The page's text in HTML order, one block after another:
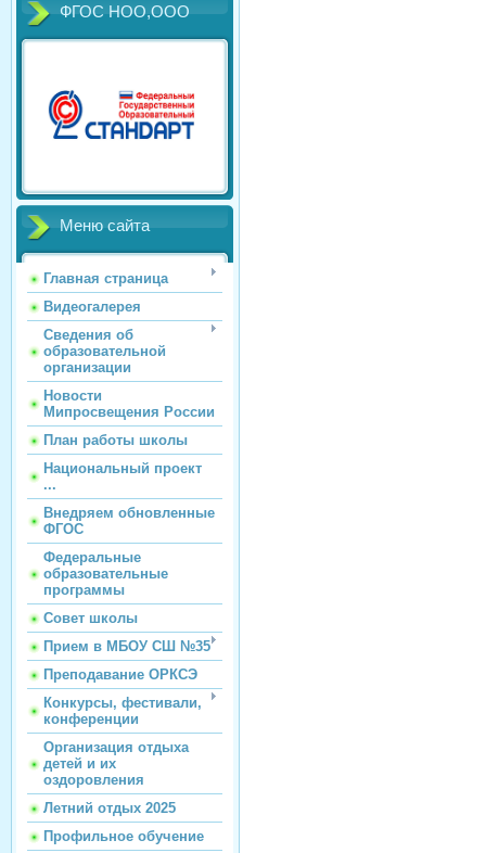
ФГОС НОО,ООО
Меню сайта
Главная страница
Видеогалерея
Сведения об
образовательной
организации
Новости
Мипросвещения России
План работы школы
Национальный проект
...
Внедряем обновленные
ФГОС
Федеральные
образовательные
программы
Совет школы
Прием в МБОУ СШ №35
Преподавание ОРКСЭ
Конкурсы, фестивали,
конференции
Организация отдыха
детей и их
оздоровления
Летний отдых 2025
Профильное обучение